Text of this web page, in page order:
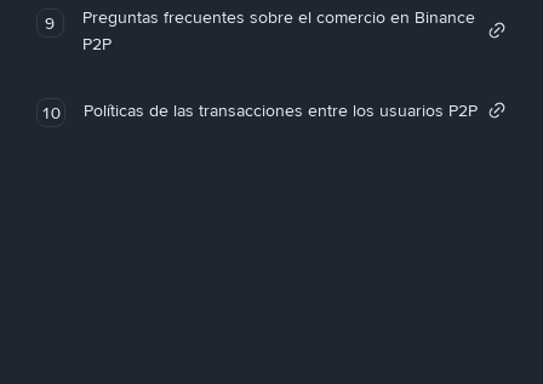
9
Preguntas frecuentes sobre el comercio en Binance
P2P
10 Políticas de las transacciones entre los usuarios P2P